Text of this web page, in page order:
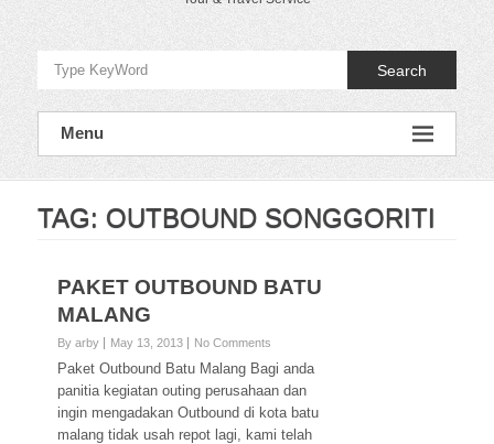
Search
Menu
TAG: OUTBOUND SONGGORITI
PAKET OUTBOUND BATU
MALANG
By arby May 13, 2013 No Comments
Paket Outbound Batu Malang Bagi anda
panitia kegiatan outing perusahaan dan
ingin mengadakan Outbound di kota batu
malang tidak usah repot lagi, kami telah